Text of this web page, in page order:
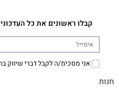
קבלו ראשונים את כל
אני מסכימ/ה לקבל דברי שיווק
חנות